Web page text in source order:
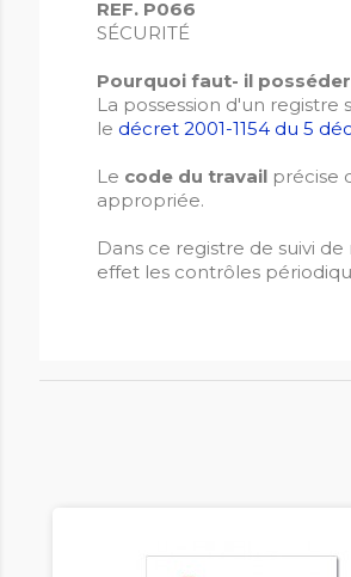
REF. P066
SÉCURITÉ
Pourquoi faut- il
La possession d'un
le décret 2001-1154 du 5
Le code du travail précise
appropriée.
Dans ce registre de suivi
effet les contrôles